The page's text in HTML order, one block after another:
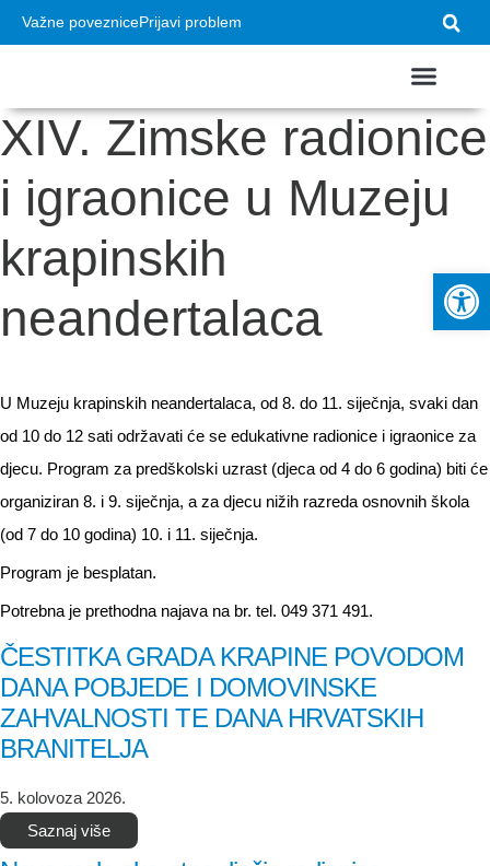
Važne poveznicePrijavi problem
XIV. Zimske radionice
i igraonice u Muzeju
krapinskih
neandertalaca
U Muzeju krapinskih neandertalaca, od 8. do 11. siječnja, svaki dan
od 10 do 12 sati održavati će se edukativne radionice i igraonice za
djecu. Program za predškolski uzrast (djeca od 4 do 6 godina) biti će
organiziran 8. i 9. siječnja, a za djecu nižih razreda osnovnih škola
(od 7 do 10 godina) 10. i 11. siječnja.
Program je besplatan.
Potrebna je prethodna najava na br. tel. 049 371 491.
ČESTITKA GRADA KRAPINE POVODOM
DANA POBJEDE I DOMOVINSKE
ZAHVALNOSTI TE DANA HRVATSKIH
BRANITELJA
5. kolovoza 2026.
Saznaj više